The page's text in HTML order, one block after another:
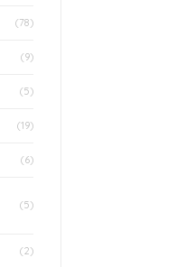
(78)
(9)
(5)
(19)
(6)
(5)
(2)